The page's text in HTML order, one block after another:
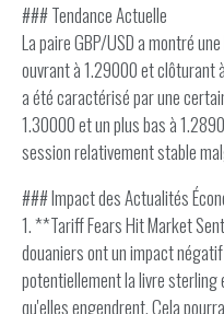
### Tendance Actuelle
La paire GBP/USD a montré
ouvrant à 1.29000 et clôturant
a été caractérisé par une
1.30000 et un plus bas à
session relativement stable
### Impact des Actualités
1. **Tariff Fears Hit Market
douaniers ont un impact
potentiellement la livre sterling
qu'elles engendrent. Cela